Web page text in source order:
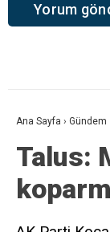
Ana Sayfa › Gündem
Talus: